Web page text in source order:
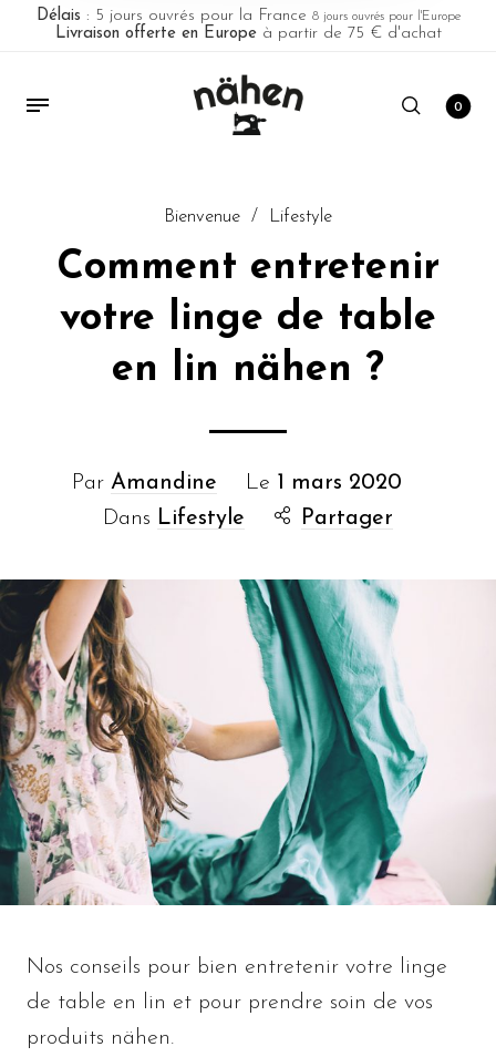
Délais : 5 jours ouvrés pour la France 8 jours ouvrés pour l'Europe
Livraison offerte en Europeà partir de 75 € d'achat
0
Bienvenue / Lifestyle
Comment entretenir
votre linge de table
en lin nähen ?
Par Amandine Le 1 mars 2020
Dans Lifestyle Partager
Nos conseils pour bien entretenir votre linge
de table en lin et pour prendre soin de vos
produits nähen.